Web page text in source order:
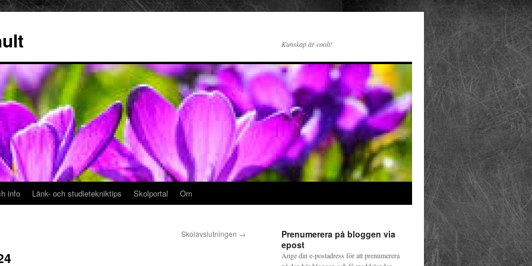
Kunskap är coolt!
info Länk- och studietekniktips Skolportal Om
Skolavslutningen →
Prenumerera på bloggen via
epost
Ange din e-postadress för att prenumerera